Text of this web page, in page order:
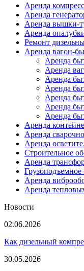
Аренда
Аренда
Аренда вышки-
Аренда
Ремонт
Аренда вагон-
Аренда
Аренда
Аренда
Аренда
Аренда
Аренда
Аренда
Аренда
Аренда
Аренда
Строительное
Аренда
Грузоподъемное
Аренда
Аренда
Новости
02.06.2026
Как дизельный
30.05.2026